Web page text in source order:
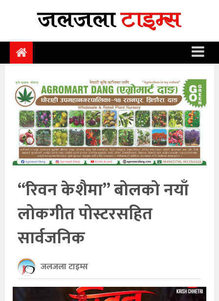
समाचार
समाज
राजनीति
आर्थिक
अन्तर्वार्ता
विचार
साहित्य/
सूचना
प्रविधि
खेलकुद
अन्तर्राष्ट्रिय
थप
“रिवन केशैमा” बोलको नयाँ
लोकगीत पोस्टरसहित
सार्वजनिक
जलजला टाइम्स